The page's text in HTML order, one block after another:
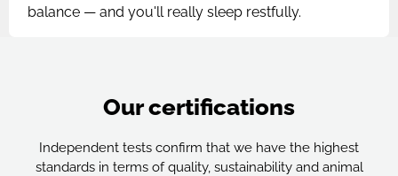
balance — and you'll really sleep restfully.
Our certifications
Independent tests confirm that we have the highest
standards in terms of quality, sustainability and animal